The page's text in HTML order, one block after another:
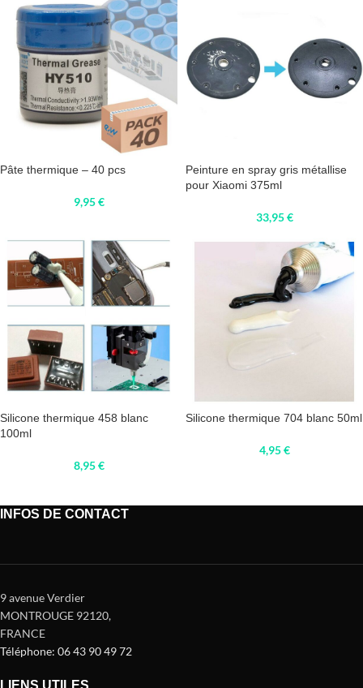
Pâte thermique – 40 pcs
9,95€
Peinture en spray gris métallise
pour Xiaomi 375ml
33,95€
Silicone thermique 458 blanc
100ml
8,95€
Silicone thermique 704 blanc 50ml
4,95€
INFOS DE CONTACT
9 avenue Verdier
MONTROUGE 92120,
FRANCE
Téléphone: 06 43 90 49 72
LIENS UTILES